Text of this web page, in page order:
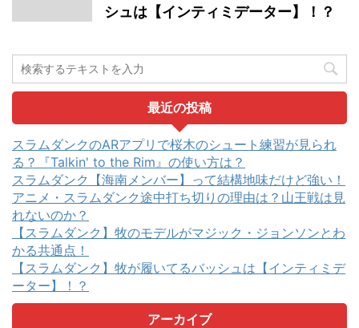
シュは【インティミデーター】！？
最近の投稿
スラムダンクのARアプリで桜木のシュート練習が見られ
る？『Talkin' to the Rim』の使い方は？
スラムダンク【海南メンバー】って結構地味だけど強い！
アニメ・スラムダンク途中打ち切りの理由は？山王戦は見
れないのか？
【スラムダンク】牧のモデルがマジック・ジョンソンとわ
かる共通点！
【スラムダンク】牧が履いてるバッシュは【インティミデ
ーター】！？
アーカイブ